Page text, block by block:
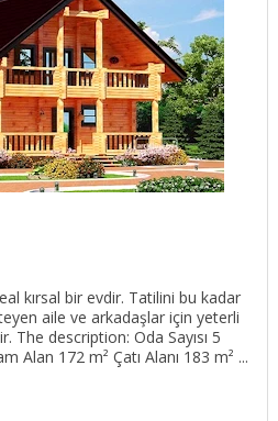
kırsal bir evdir. Tatilini bu kadar
aile ve arkadaşlar için yeterli
The description: Oda Sayısı 5
Alan 172 m² Çatı Alanı 183 m² ...